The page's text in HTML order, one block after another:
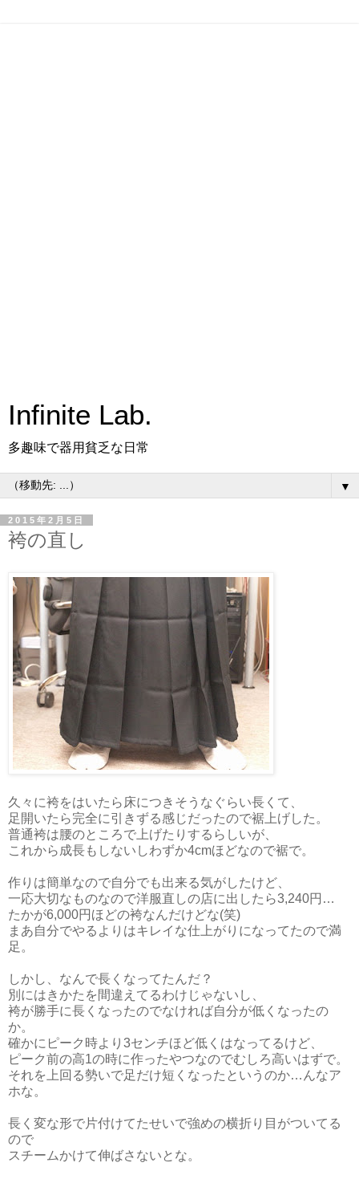
Infinite Lab.
多趣味で器用貧乏な日常
▼
2015年2月5日
袴の直し
久々に袴をはいたら床につきそうなぐらい長くて、
足開いたら完全に引きずる感じだったので裾上げした。
普通袴は腰のところで上げたりするらしいが、
これから成長もしないしわずか4cmほどなので裾で。
作りは簡単なので自分でも出来る気がしたけど、
一応大切なものなので洋服直しの店に出したら3,240円…
たかが6,000円ほどの袴なんだけどな(笑)
まあ自分でやるよりはキレイな仕上がりになってたので満
足。
しかし、なんで長くなってたんだ？
別にはきかたを間違えてるわけじゃないし、
袴が勝手に長くなったのでなければ自分が低くなったの
か。
確かにピーク時より3センチほど低くはなってるけど、
ピーク前の高1の時に作ったやつなのでむしろ高いはずで。
それを上回る勢いで足だけ短くなったというのか…んなア
ホな。
長く変な形で片付けてたせいで強めの横折り目がついてる
ので
スチームかけて伸ばさないとな。